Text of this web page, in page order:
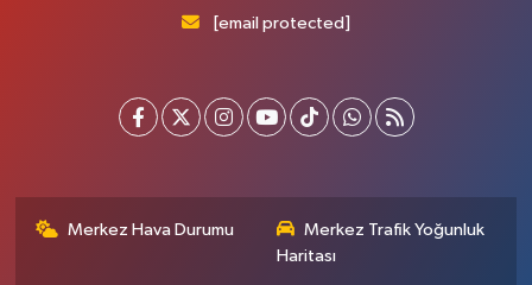
[email protected]
Merkez Hava Durumu
Merkez Trafik Yoğunluk
Haritası